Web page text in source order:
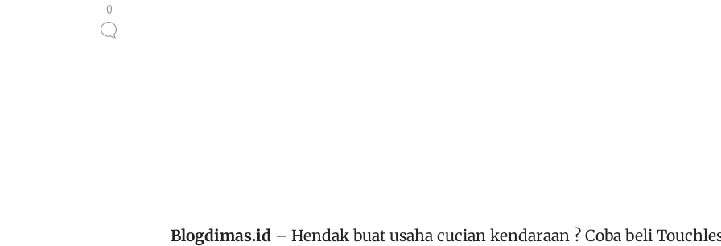
0
Blogdimas.id – Hendak buat usaha cucian kendaraan ? Coba beli